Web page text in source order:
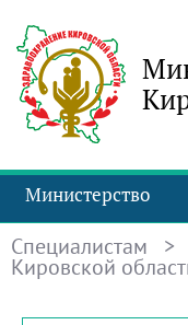
Министерство
Специалистам >
Кировской